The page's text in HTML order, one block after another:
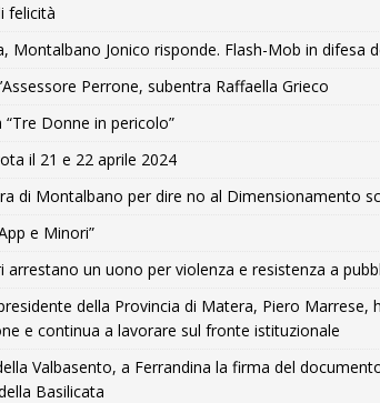
felicità
Montalbano Jonico risponde. Flash-Mob in difesa
Perrone, subentra Raffaella Grieco
Donne in pericolo”
il 21 e 22 aprile 2024
di Montalbano per dire no al Dimensionamento
e Minori”
arrestano un uono per violenza e resistenza a
della Provincia di Matera, Piero Marrese,
e continua a lavorare sul fronte istituzionale
Valbasento, a Ferrandina la firma del
Basilicata